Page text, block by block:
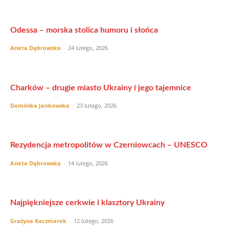
Odessa – morska stolica humoru i słońca
Aneta Dąbrowska - 24 lutego, 2026
Charków – drugie miasto Ukrainy i jego tajemnice
Dominika Jankowska - 23 lutego, 2026
Rezydencja metropolitów w Czerniowcach – UNESCO
Aneta Dąbrowska - 14 lutego, 2026
Najpiękniejsze cerkwie i klasztory Ukrainy
Grażyna Kaczmarek - 12 lutego, 2026